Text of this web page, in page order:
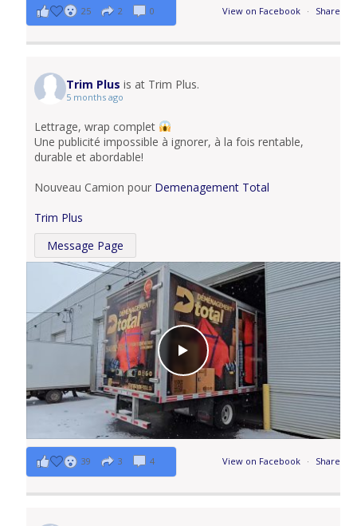
View on Facebook · Share
25 2 0
Trim Plus is at Trim Plus.
5 months ago
Lettrage, wrap complet
Une publicité impossible à ignorer, à la fois rentable,
durable et abordable!
Nouveau Camion pour Demenagement Total
Trim Plus
Message Page
View on Facebook · Share
39 3 4